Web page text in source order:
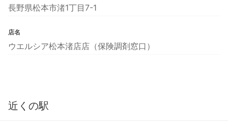
長野県松本市渚1丁目7-1
店名
ウエルシア松本渚店店（保険調剤窓口）
近くの駅